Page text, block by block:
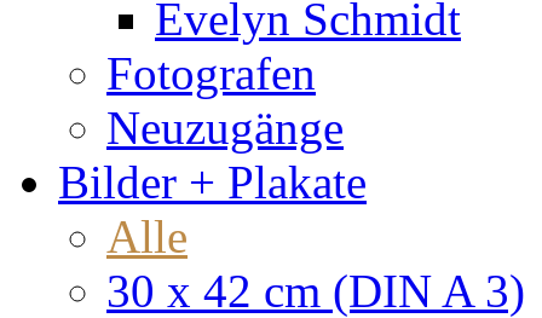
Evelyn Schmidt
Fotografen
Neuzugänge
Bilder + Plakate
Alle
30 x 42 cm (DIN A 3)